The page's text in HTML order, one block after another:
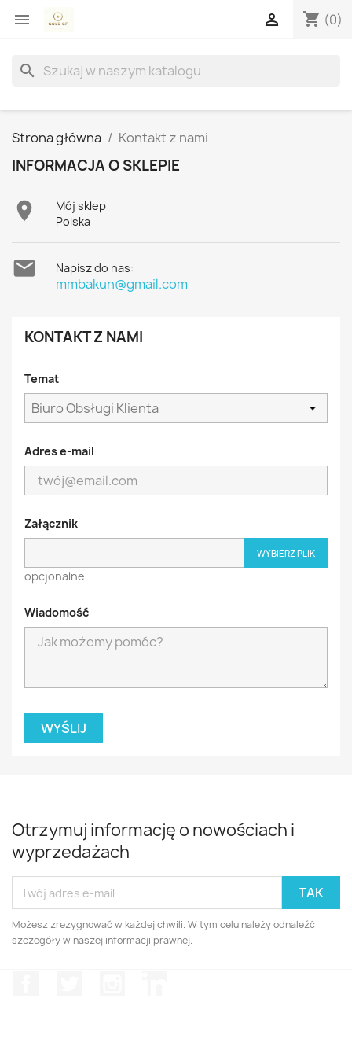
 shopping_cart (0)

search
Strona główna Kontakt z nami
INFORMACJA O SKLEPIE

Mój sklep
Polska
 Napisz do nas:
mmbakun@gmail.com
KONTAKT Z NAMI
Temat
Adres e-mail
Załącznik
WYBIERZ PLIK
opcjonalne
Wiadomość
Otrzymuj informację o nowościach i
wyprzedażach
Możesz zrezygnować w każdej chwili. W tym celu należy odnaleźć
szczegóły w naszej informacji prawnej.